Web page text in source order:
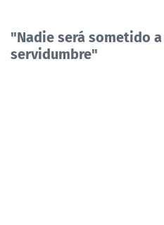
"Nadie será sometido
servidumbre"